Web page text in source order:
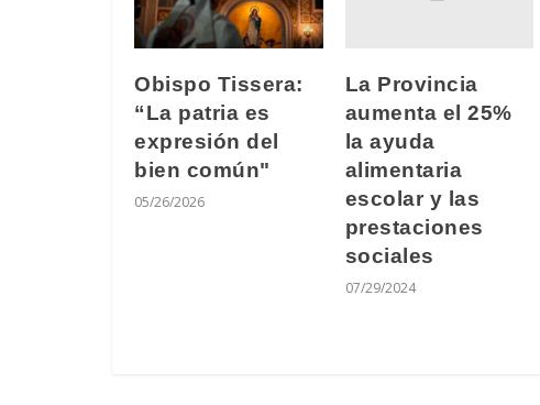
Obispo Tissera:
“La patria es
expresión del
bien común"
05/26/2026
La Provincia
aumenta el 25%
la ayuda
alimentaria
escolar y las
prestaciones
sociales
07/29/2024